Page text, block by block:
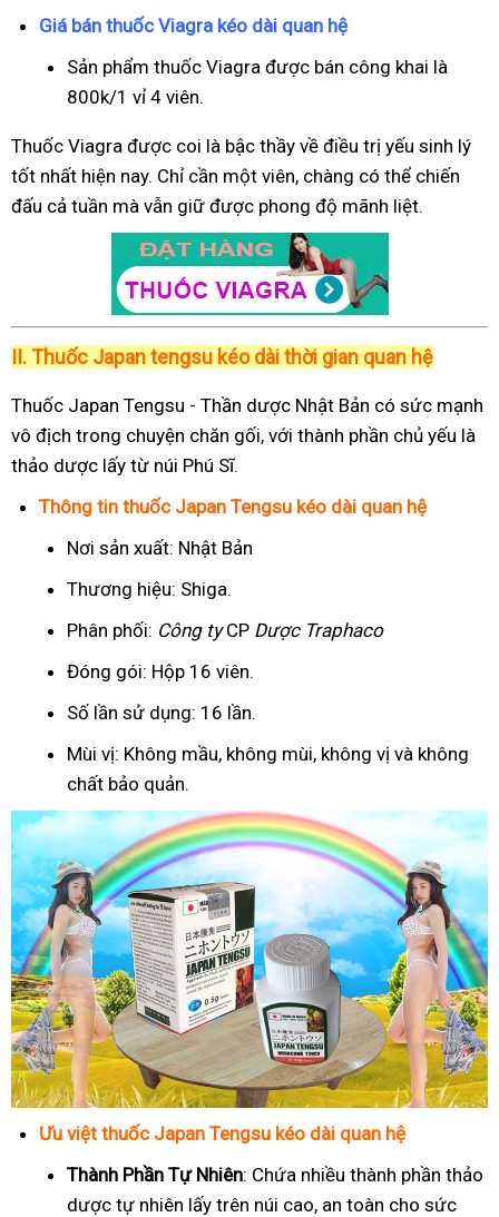
Giá bán thuốc Viagra kéo dài quan hệ
Sản phẩm thuốc Viagra được bán công khai là
800k/1 vỉ 4 viên.
Thuốc Viagra được coi là bậc thầy về điều trị yếu sinh lý
tốt nhất hiện nay. Chỉ cần một viên, chàng có thể chiến
đấu cả tuần mà vẫn giữ được phong độ mãnh liệt.
II. Thuốc Japan tengsu kéo dài thời gian quan hệ
Thuốc Japan Tengsu - Thần dược Nhật Bản có sức mạnh
vô địch trong chuyện chăn gối, với thành phần chủ yếu là
thảo dược lấy từ núi Phú Sĩ.
Thông tin thuốc Japan Tengsu kéo dài quan hệ
Nơi sản xuất: Nhật Bản
Thương hiệu: Shiga.
Phân phối: Công tyCP Dược Traphaco
Đóng gói: Hộp 16 viên.
Số lần sử dụng: 16 lần.
Mùi vị: Không mầu, không mùi, không vị và không
chất bảo quản.
Ưu việt thuốc Japan Tengsu kéo dài quan hệ
Thành Phần Tự Nhiên: Chứa nhiều thành phần thảo
dược tự nhiên lấy trên núi cao, an toàn cho sức